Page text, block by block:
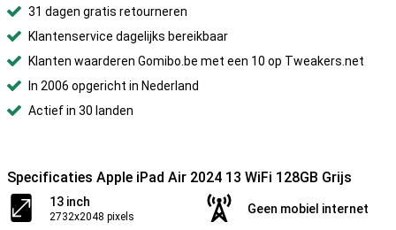
31 dagen gratis retourneren
Klantenservice dagelijks bereikbaar
Klanten waarderen Gomibo.be met een 10 op Tweakers.net
In 2006 opgericht in Nederland
Actief in 30 landen
Specificaties Apple iPad Air 2024 13 WiFi 128GB Grijs
13 inch
2732x2048 pixels
Geen mobiel internet